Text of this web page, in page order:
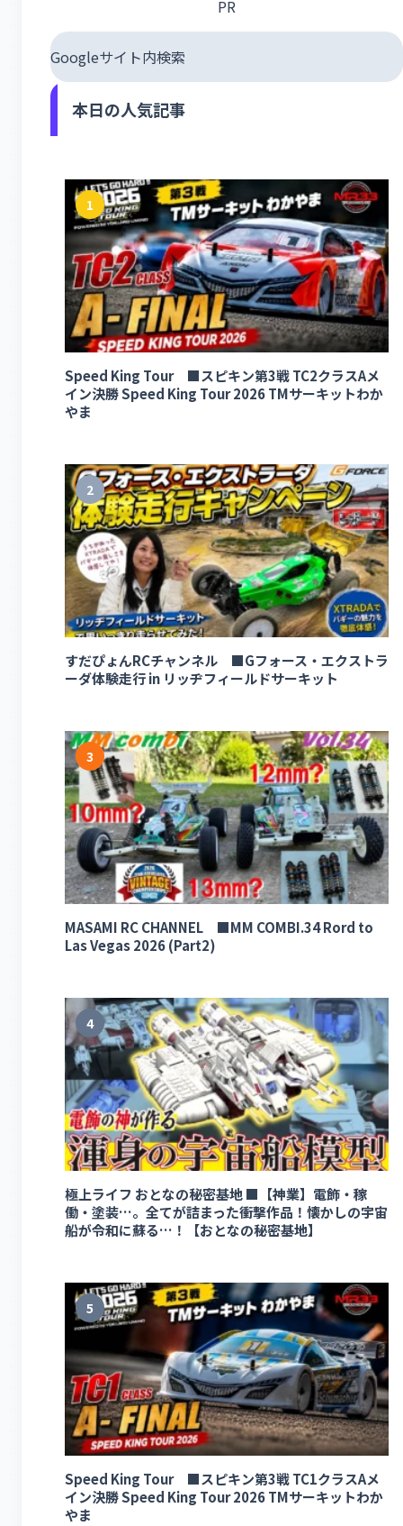
PR
Googleサイト内検索
本日の人気記事
1
Speed King Tour ■スピキン第3戦 TC2クラスAメ
イン決勝 Speed King Tour 2026 TMサーキットわか
やま
2
すだぴょんRCチャンネル ■Gフォース・エクストラ
ーダ体験走行 in リッヂフィールドサーキット
3
MASAMI RC CHANNEL ■MM COMBI.34 Rord to
Las Vegas 2026 (Part2)
4
極上ライフ おとなの秘密基地 ■【神業】電飾・稼
働・塗装…。全てが詰まった衝撃作品！懐かしの宇宙
船が令和に蘇る…！【おとなの秘密基地】
5
Speed King Tour ■スピキン第3戦 TC1クラスAメ
イン決勝 Speed King Tour 2026 TMサーキットわか
やま